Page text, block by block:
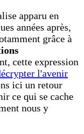
apparu en
années après,
grâce à
cette expression
l'avenir
ici un retour
ce qui se cache
nous y